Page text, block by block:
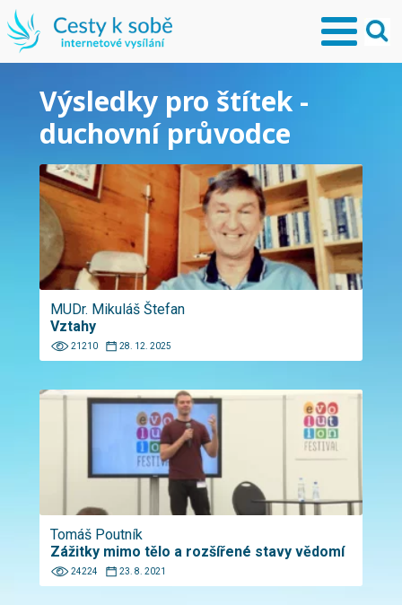
Výsledky pro štítek -
duchovní průvodce
MUDr. Mikuláš Štefan
Vztahy
21210 28. 12. 2025
Tomáš Poutník
Zážitky mimo tělo a rozšířené stavy vědomí
24224 23. 8. 2021